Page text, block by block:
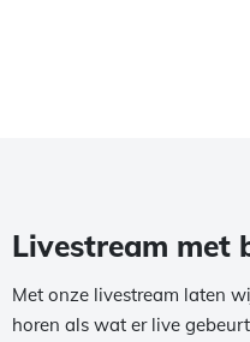
Livestream met
Met onze livestream laten
horen als wat er live